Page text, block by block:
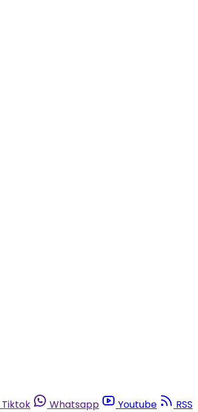
Tiktok Whatsapp Youtube
RSS